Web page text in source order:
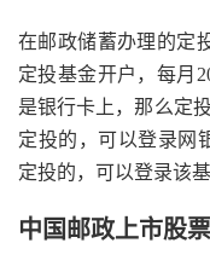
在邮政储蓄办理的定
定投基金开户，每月
是银行卡上，那么定
定投的，可以登录网
定投的，可以登录该
中国邮政上市股